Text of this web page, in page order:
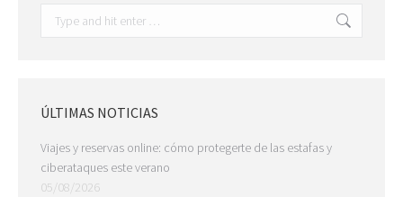
ÚLTIMAS NOTICIAS
Viajes y reservas online: cómo protegerte de las estafas y
ciberataques este verano
05/08/2026